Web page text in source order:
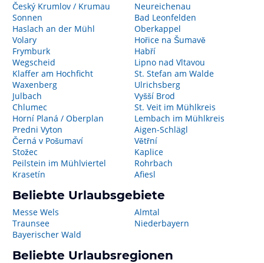
Český Krumlov / Krumau
Sonnen
Haslach an der Mühl
Volary
Frymburk
Wegscheid
Klaffer am Hochficht
Waxenberg
Julbach
Chlumec
Horní Planá / Oberplan
Predni Vyton
Černá v Pošumaví
Stožec
Peilstein im Mühlviertel
Krasetín
Neureichenau
Bad Leonfelden
Oberkappel
Hořice na Šumavě
Habří
Lipno nad Vltavou
St. Stefan am Walde
Ulrichsberg
Vyšší Brod
St. Veit im Mühlkreis
Lembach im Mühlkreis
Aigen-Schlägl
Větřní
Kaplice
Rohrbach
Afiesl
Beliebte Urlaubsgebiete
Messe Wels
Traunsee
Bayerischer Wald
Almtal
Niederbayern
Beliebte Urlaubsregionen